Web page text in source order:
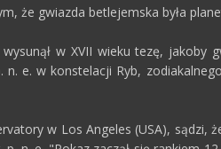
że gwiazda betlejemska była
w XVII wieku tezę, jakoby
n. e. w konstelacji Ryb,
w Los Angeles (USA), sądzi,